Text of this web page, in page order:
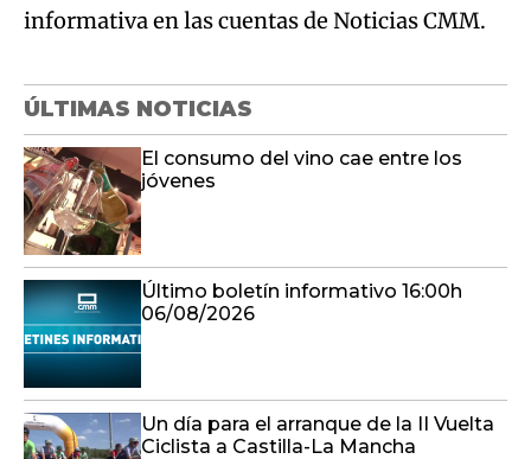
informativa en las cuentas de Noticias CMM.
ÚLTIMAS NOTICIAS
El consumo del vino cae entre los
jóvenes
Último boletín informativo 16:00h
06/08/2026
Un día para el arranque de la II Vuelta
Ciclista a Castilla-La Mancha